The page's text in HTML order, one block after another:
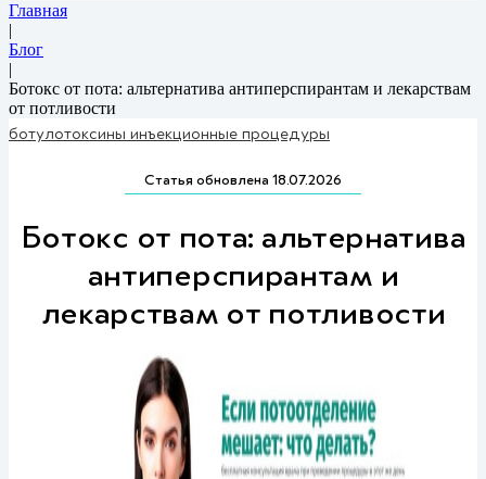
Главная
|
Блог
|
Ботокс от пота: альтернатива антиперспирантам и лекарствам
от потливости
ботулотоксины инъекционные процедуры
Статья обновлена 18.07.2026
Ботокс от пота: альтернатива
антиперспирантам и
лекарствам от потливости